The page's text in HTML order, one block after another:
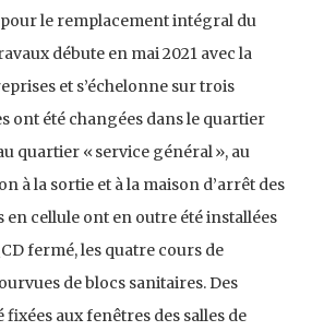
pour le remplacement intégral du
débute en mai 2021 avec la
et s’échelonne sur trois
ont été changées dans le quartier
quartier « service général », au
à la sortie et à la maison d’arrêt des
en cellule ont en outre été installées
fermé, les quatre cours de
de blocs sanitaires. Des
aux fenêtres des salles de